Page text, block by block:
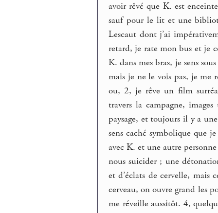
avoir rêvé que K. est
sauf pour le lit et une
Lescaut dont j’ai
retard, je rate mon bus et je
K. dans mes bras, je sens
mais je ne le vois pas, je me
ou, 2, je rêve un film
travers la campagne,
paysage, et toujours il y a
sens caché symbolique que
avec K. et une autre
nous suicider ; une
et d’éclats de cervelle, mais
cerveau, on ouvre grand les
me réveille aussitôt. 4,